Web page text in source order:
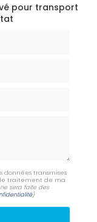
pour transport
données transmises
traitement de ma
sera faite des
)